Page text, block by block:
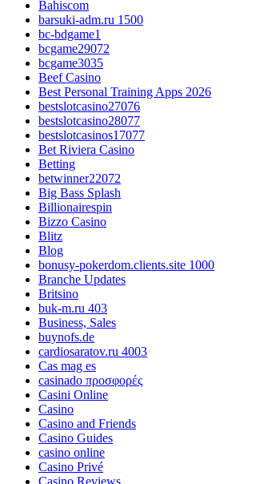
Bahiscom
barsuki-adm.ru 1500
bc-bdgame1
bcgame29072
bcgame3035
Beef Casino
Best Personal Training Apps 2026
bestslotcasino27076
bestslotcasino28077
bestslotcasinos17077
Bet Riviera Casino
Betting
betwinner22072
Big Bass Splash
Billionairespin
Bizzo Casino
Blitz
Blog
bonusy-pokerdom.clients.site 1000
Branche Updates
Britsino
buk-m.ru 403
Business, Sales
buynofs.de
cardiosaratov.ru 4003
Cas mag es
casinado προσφορές
Casini Online
Casino
Casino and Friends
Casino Guides
casino online
Casino Privé
Casino Reviews